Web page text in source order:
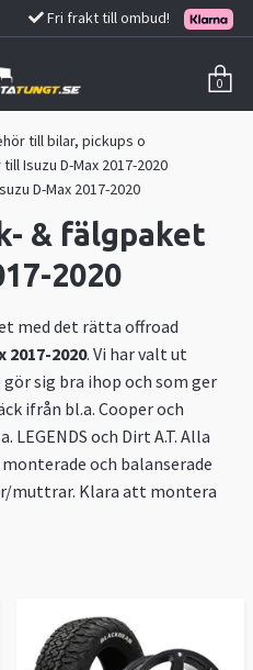
Fri frakt till ombud!
0
till bilar, pickups o
Isuzu D-Max 2017-2020
D-Max 2017-2020
& fälgpaket
2020
med det rätta offroad
2017-2020. Vi har valt ut
sig bra ihop och som ger
ifrån bl.a. Cooper och
och Dirt A.T. Alla
och balanserade
muttrar. Klara att montera